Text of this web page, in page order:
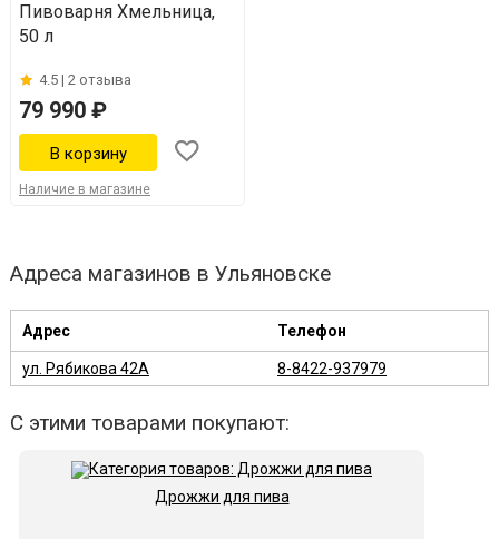
Пивоварня Хмельница,
50 л
4.5 | 2 отзыва
79 990 ₽
Наличие в магазине
Адреса магазинов в Ульяновске
Адрес Телефон
ул. Рябикова 42А 8-8422-937979
С этими товарами покупают:
Дрожжи для пива